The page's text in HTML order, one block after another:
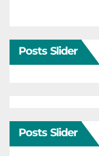
Posts Slider
Posts Slider